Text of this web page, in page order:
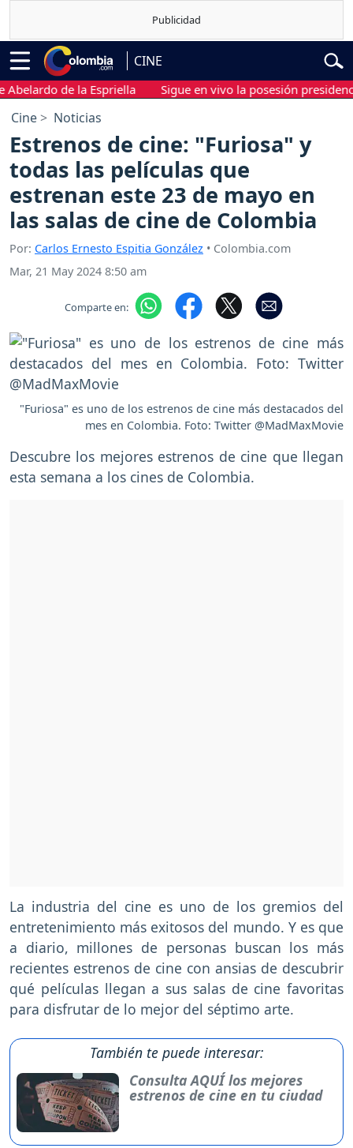
CINE
de la Espriella Sigue en vivo la posesión presidencial
Cine Noticias
Estrenos de cine: "Furiosa" y
todas las películas que
estrenan este 23 de mayo en
las salas de cine de Colombia
Por: Carlos Ernesto Espitia González • Colombia.com
Mar, 21 May 2024 8:50 am
Comparte en:
"Furiosa" es uno de los estrenos de cine más destacados del
mes en Colombia. Foto: Twitter @MadMaxMovie
Descubre los mejores estrenos de cine que llegan
esta semana a los cines de Colombia.
La industria del cine es uno de los gremios del
entretenimiento más exitosos del mundo. Y es que
a diario, millones de personas buscan los más
recientes estrenos de cine con ansias de descubrir
qué películas llegan a sus salas de cine favoritas
para disfrutar de lo mejor del séptimo arte.
También te puede interesar:
Consulta AQUÍ los mejores
estrenos de cine en tu ciudad